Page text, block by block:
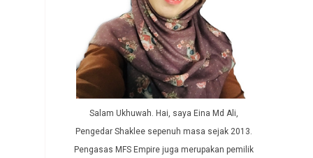
Salam Ukhuwah. Hai, saya Eina Md Ali,
Pengedar Shaklee sepenuh masa sejak 2013.
Pengasas MFS Empire juga merupakan pemilik